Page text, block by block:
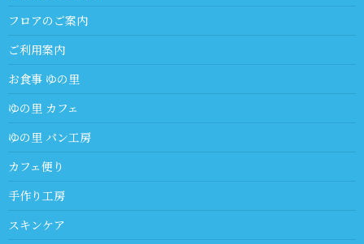
フロアのご案内
ご利用案内
お食事 ゆの里
ゆの里 カフェ
ゆの里 パン工房
カフェ便り
手作り工房
スキンケア